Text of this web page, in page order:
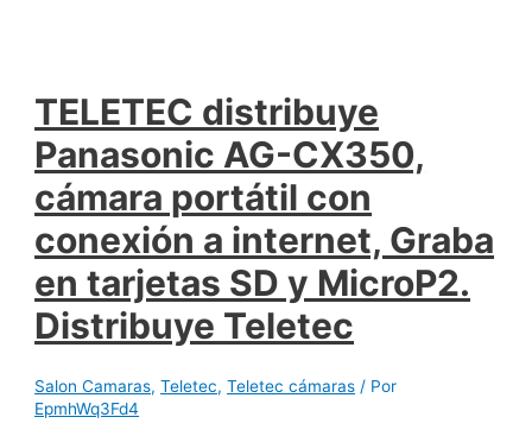
TELETEC distribuye
Panasonic AG-CX350,
cámara portátil con
conexión a internet, Graba
en tarjetas SD y MicroP2.
Distribuye Teletec
Salon Camaras,Teletec,Teletec cámaras / Por
EpmhWq3Fd4